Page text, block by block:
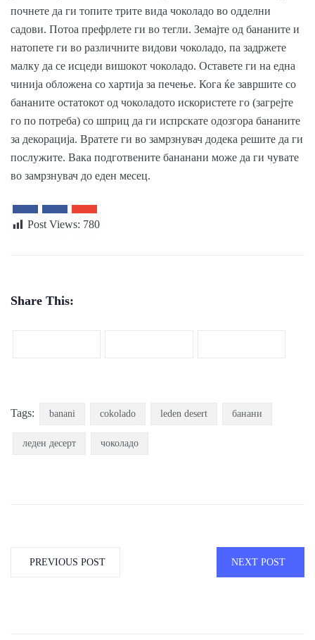
почнете да ги топите трите вида чоколадо во одделни
садови. Потоа префрлете ги во тегли. Земајте од бананите и
натопете ги во различните видови чоколадо, па задржете
малку да се исцеди вишокот чоколадо. Оставете ги на една
чинија обложена со хартија за печење. Кога ќе завршите со
бананите остатокот од чоколадото искористете го (загрејте
го по потреба) со шприц да ги испрскате одозгора бананите
за декорација. Вратете ги во замрзнувач додека решите да ги
послужите. Вака подготвените бананани може да ги чувате
во замрзнувач до еден месец.
Post Views: 780
Share This:
Tags: banani cokolado leden desert банани
леден десерт чоколадо
PREVIOUS POST NEXT POST